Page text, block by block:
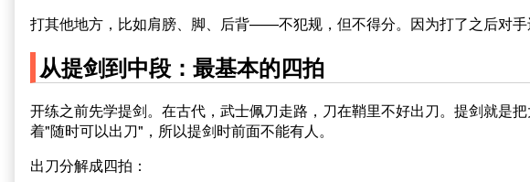
打其他地方，比如肩膀、脚、后背——不犯规，但不得分。因为打了之后对手
从提剑到中段：最基本的四拍
开练之前先学提剑。在古代，武士佩刀走路，刀在鞘里不好出刀。提剑就
着"随时可以出刀"，所以提剑时前面不能有人。
出刀分解成四拍：